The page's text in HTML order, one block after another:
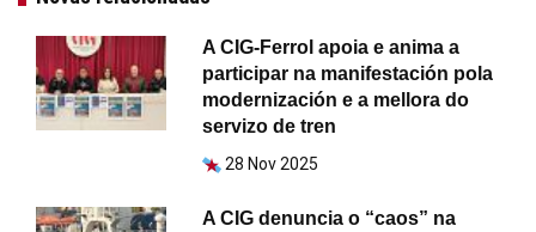
A CIG-Ferrol apoia e anima a
participar na manifestación pola
modernización e a mellora do
servizo de tren
28 Nov 2025
A CIG denuncia o “caos” na